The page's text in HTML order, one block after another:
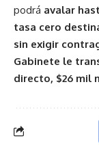
podrá avalar
tasa cero
sin exigir
Gabinete le
directo, $26 mil